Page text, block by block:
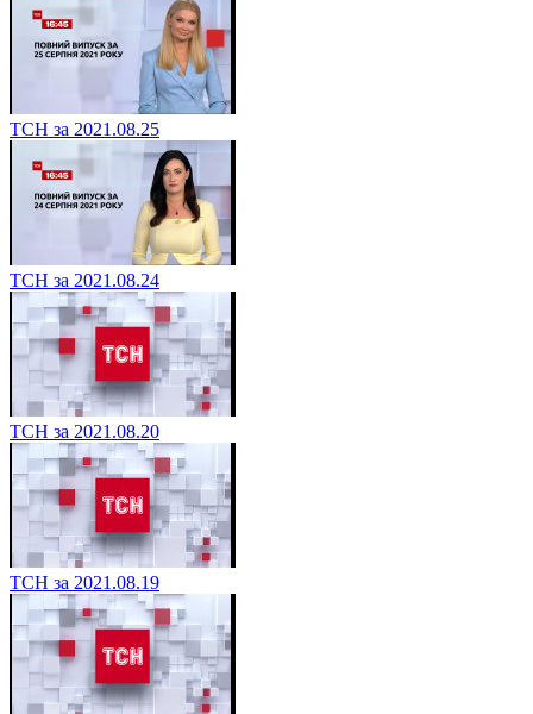
ТСН за 2021.08.25
ТСН за 2021.08.24
ТСН за 2021.08.20
ТСН за 2021.08.19